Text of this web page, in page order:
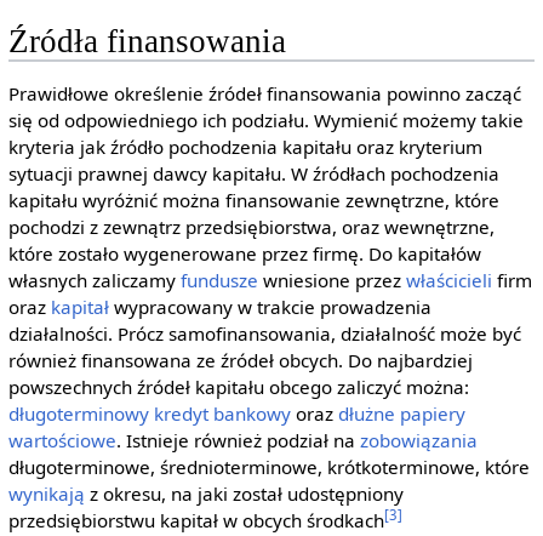
Źródła finansowania
Prawidłowe określenie źródeł finansowania powinno zacząć
się od odpowiedniego ich podziału. Wymienić możemy takie
kryteria jak źródło pochodzenia kapitału oraz kryterium
sytuacji prawnej dawcy kapitału. W źródłach pochodzenia
kapitału wyróżnić można finansowanie zewnętrzne, które
pochodzi z zewnątrz przedsiębiorstwa, oraz wewnętrzne,
które zostało wygenerowane przez firmę. Do kapitałów
własnych zaliczamy fundusze wniesione przez właścicieli firm
oraz kapitałwypracowany w trakcie prowadzenia
działalności. Prócz samofinansowania, działalność może być
również finansowana ze źródeł obcych. Do najbardziej
powszechnych źródeł kapitału obcego zaliczyć można:
długoterminowy kredyt bankowyoraz dłużne papiery
wartościowe. Istnieje również podział na zobowiązania
długoterminowe, średnioterminowe, krótkoterminowe, które
wynikają z okresu, na jaki został udostępniony
przedsiębiorstwu kapitał w obcych środkach[3]